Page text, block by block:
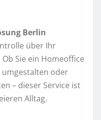
Berlin
über Ihr
Sie ein Homeoffice
oder
– dieser Service ist
Alltag.